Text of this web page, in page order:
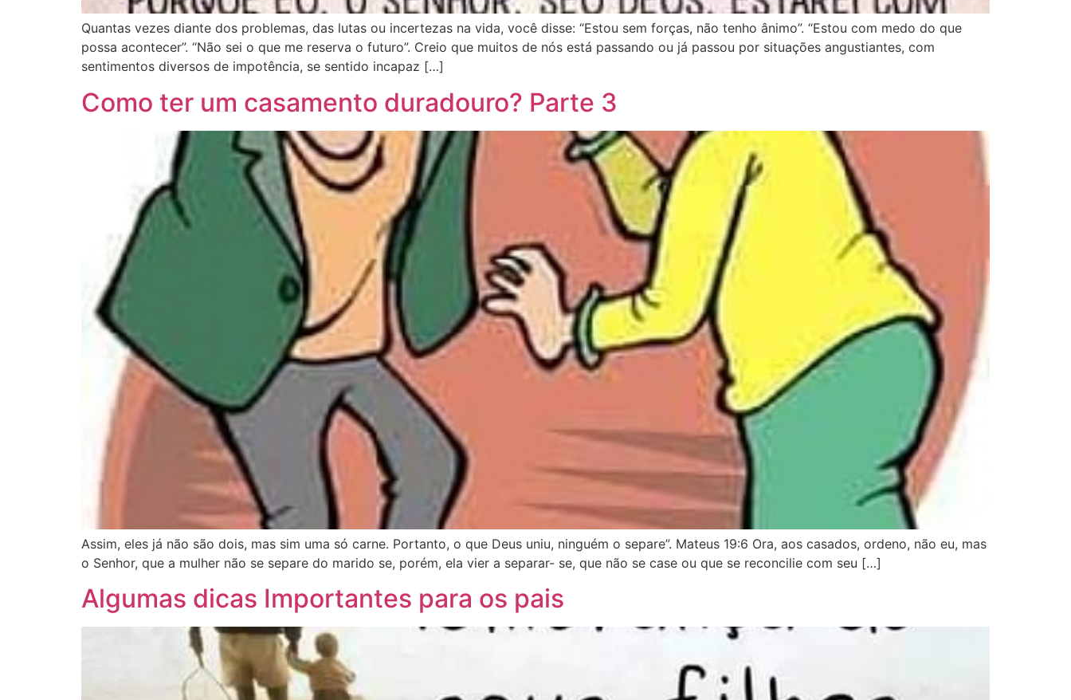
Quantas vezes diante dos problemas, das lutas ou incertezas na vida, você disse: “Estou sem forças, não tenho ânimo”. “Estou com medo do que
possa acontecer”. “Não sei o que me reserva o futuro”. Creio que muitos de nós está passando ou já passou por situações angustiantes, com
sentimentos diversos de impotência, se sentido incapaz […]
Como ter um casamento duradouro? Parte 3
Assim, eles já não são dois, mas sim uma só carne. Portanto, o que Deus uniu, ninguém o separe”. Mateus 19:6 Ora, aos casados, ordeno, não eu, mas
o Senhor, que a mulher não se separe do marido se, porém, ela vier a separar- se, que não se case ou que se reconcilie com seu […]
Algumas dicas Importantes para os pais